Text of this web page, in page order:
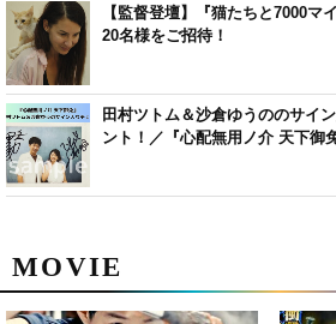
MOVIE
【監督登壇】『猫たちと7000マ
20名様をご招待！
田村ツトム＆沙倉ゆうののサイ
ント！／『心配無用ノ介 天下御免